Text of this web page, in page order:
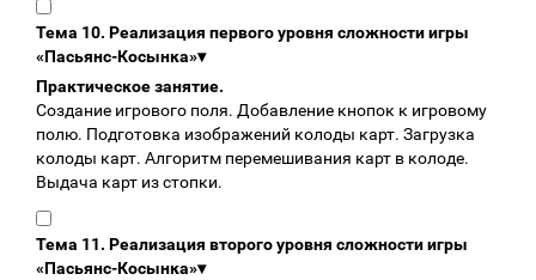
Тема 10. Реализация первого уровня сложности игры
«Пасьянс-Косынка»▾
Практическое занятие.
Создание игрового поля. Добавление кнопок к игровому
полю. Подготовка изображений колоды карт. Загрузка
колоды карт. Алгоритм перемешивания карт в колоде.
Выдача карт из стопки.
Тема 11. Реализация второго уровня сложности игры
«Пасьянс-Косынка»▾